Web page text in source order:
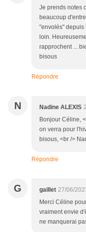
Je prends notes
beaucoup
"envolés" depuis
loin.
rapprochent ...
bisous
Répondre
N Nadine ALEXIS
Bonjour Céline,
on verra pour
bisous, <br />
Répondre
G gaillet 27/06/
Merci Céline
vraiment envie
ne manquerai